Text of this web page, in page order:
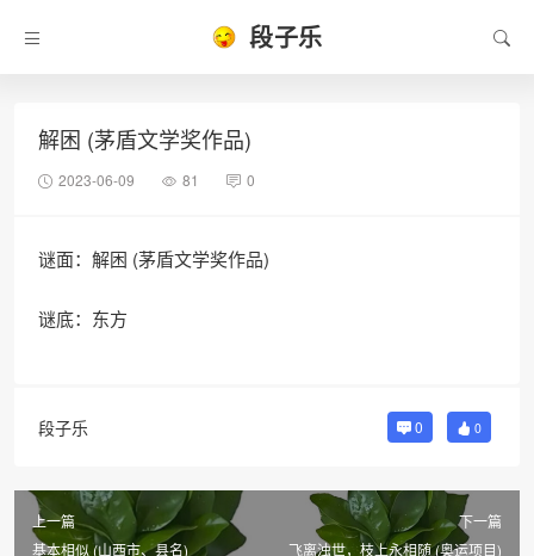
段子乐
解困 (茅盾文学奖作品)
2023-06-09 81 0
谜面：解困 (茅盾文学奖作品)
谜底：东方
段子乐 0 0
上一篇
基本相似 (山西市、县名)
下一篇
飞离浊世，枝上永相随 (奥运项目)